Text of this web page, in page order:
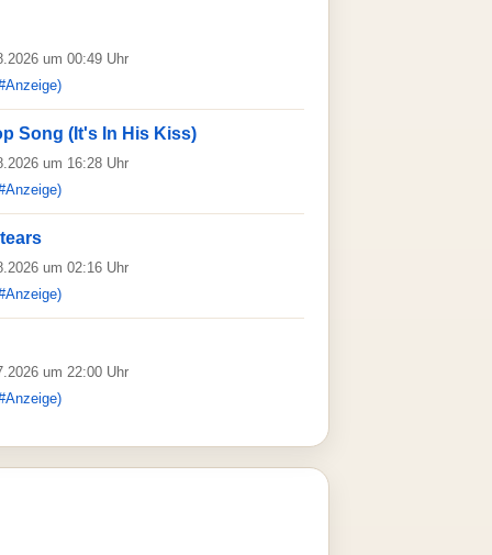
um 00:49 Uhr
Song (It's In His Kiss)
um 16:28 Uhr
um 02:16 Uhr
um 22:00 Uhr